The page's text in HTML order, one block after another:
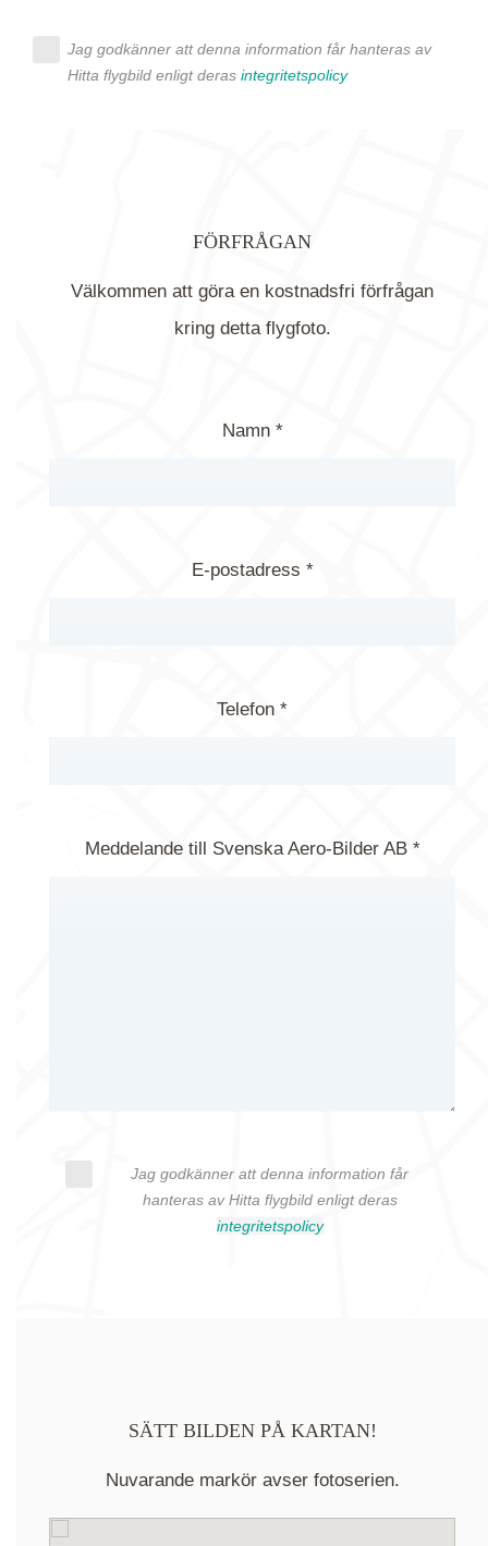
Jag godkänner att denna information får hanteras av
Hitta flygbild enligt deras integritetspolicy
FÖRFRÅGAN
Välkommen att göra en kostnadsfri förfrågan
kring detta flygfoto.
Namn *
E-postadress *
Telefon *
Meddelande till Svenska Aero-Bilder AB *
Jag godkänner att denna information får
hanteras av Hitta flygbild enligt deras
integritetspolicy
SÄTT BILDEN PÅ KARTAN!
Nuvarande markör avser fotoserien.